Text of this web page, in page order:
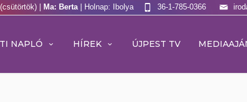
| Ma: Berta | Holnap: Ibolya 36-1-785-0366
NAPLÓ HÍREK ÚJPEST TV